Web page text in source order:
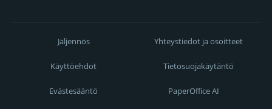
Jäljennös Yhteystiedot ja osoitteet
Käyttöehdot Tietosuojakäytäntö
Evästesääntö PaperOffice AI